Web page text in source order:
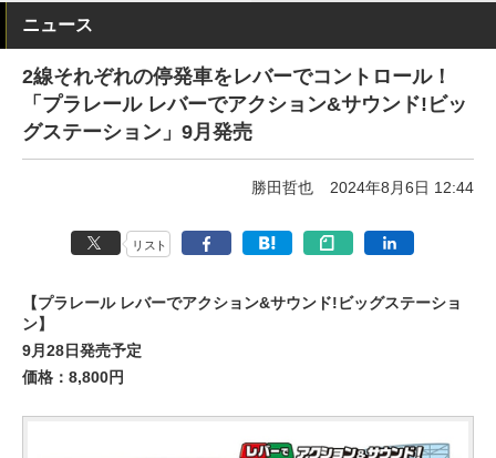
ニュース
2線それぞれの停発車をレバーでコントロール！
「プラレール レバーでアクション&サウンド!ビッ
グステーション」9月発売
勝田哲也 2024年8月6日 12:44
リスト
【プラレール レバーでアクション&サウンド!ビッグステーショ
ン】
9月28日発売予定
価格：8,800円